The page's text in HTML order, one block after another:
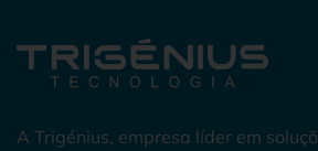
A Trigénius, empresa líder em